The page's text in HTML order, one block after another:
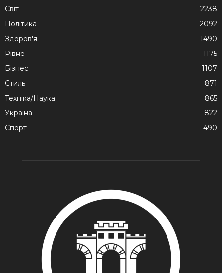
Cвіт
2238
Політика
2092
Здоров'я
1490
Рівне
1175
Бізнес
1107
Стиль
871
Техніка/Наука
865
Україна
822
Спорт
490